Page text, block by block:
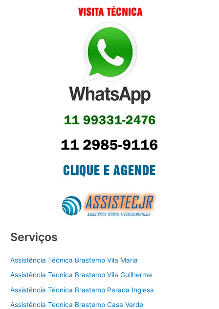
Serviços
Assistência Técnica Brastemp Vila Maria
Assistência Técnica Brastemp Vila Guilherme
Assistência Técnica Brastemp Parada Inglesa
Assistência Técnica Brastemp Casa Verde